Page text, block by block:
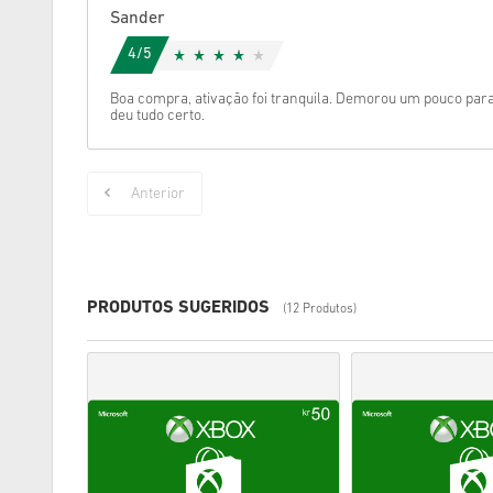
Sander
4/5
Boa compra, ativação foi tranquila. Demorou um pouco
deu tudo certo.
Anterior
PRODUTOS SUGERIDOS (12 Produtos)